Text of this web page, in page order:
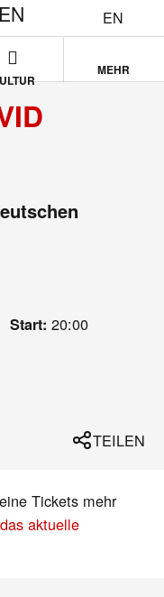
EN
MEHR
Start: 20:00
TEILEN
Tickets mehr
aktuelle